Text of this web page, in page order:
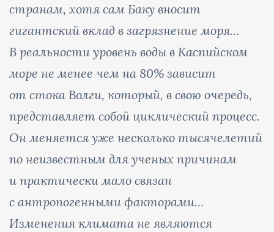
странам, хотя сам Баку вносит
гигантский вклад в загрязнение моря…
В реальности уровень воды в Каспийском
море не менее чем на 80% зависит
от стока Волги, который, в свою очередь,
представляет собой циклический процесс.
Он меняется уже несколько тысячелетий
по неизвестным для ученых причинам
и практически мало связан
с антропогенными факторами…
Изменения климата не являются